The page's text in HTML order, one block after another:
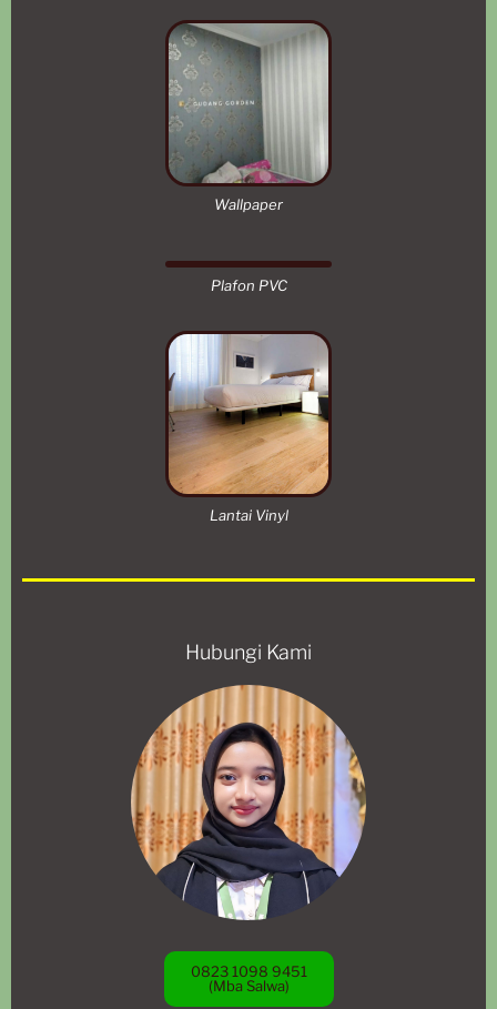
Wallpaper
Plafon PVC
Lantai Vinyl
Hubungi Kami
0823 1098 9451
(Mba Salwa)